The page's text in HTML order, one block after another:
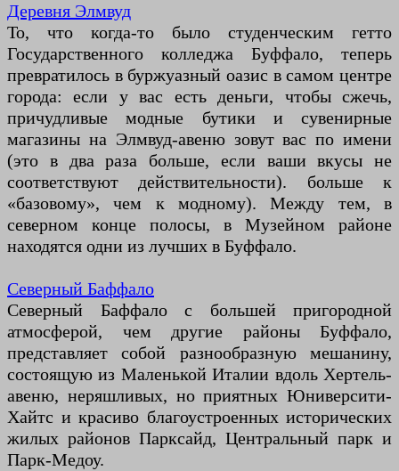
Деревня Элмвуд
То, что когда-то было студенческим гетто
Государственного колледжа Буффало, теперь
превратилось в буржуазный оазис в самом центре
города: если у вас есть деньги, чтобы сжечь,
причудливые модные бутики и сувенирные
магазины на Элмвуд-авеню зовут вас по имени
(это в два раза больше, если ваши вкусы не
соответствуют действительности). больше к
«базовому», чем к модному). Между тем, в
северном конце полосы, в Музейном районе
находятся одни из лучших в Буффало.
Северный Баффало
Северный Баффало с большей пригородной
атмосферой, чем другие районы Буффало,
представляет собой разнообразную мешанину,
состоящую из Маленькой Италии вдоль Хертель-
авеню, неряшливых, но приятных Юниверсити-
Хайтс и красиво благоустроенных исторических
жилых районов Парксайд, Центральный парк и
Парк-Медоу.